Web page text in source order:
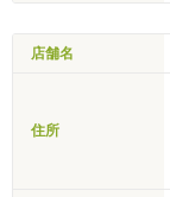
店舗名
住所